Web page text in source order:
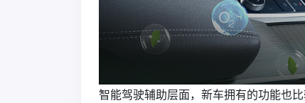
智能驾驶辅助层面，新车拥有的功能也